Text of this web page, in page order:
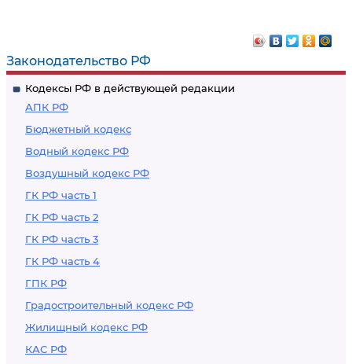
Законодательство РФ
Кодексы РФ в действующей редакции
АПК РФ
Бюджетный кодекс
Водный кодекс РФ
Воздушный кодекс РФ
ГК РФ часть 1
ГК РФ часть 2
ГК РФ часть 3
ГК РФ часть 4
ГПК РФ
Градостроительный кодекс РФ
Жилищный кодекс РФ
КАС РФ
исполнительного
законодательства
Российской
Федерации